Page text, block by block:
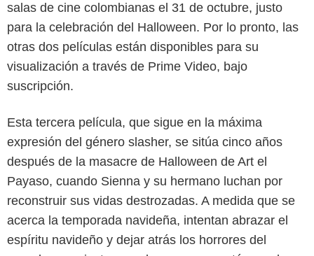
salas de cine colombianas el 31 de octubre, justo
para la celebración del Halloween. Por lo pronto, las
otras dos películas están disponibles para su
visualización a través de Prime Video, bajo
suscripción.
Esta tercera película, que sigue en la máxima
expresión del género slasher, se sitúa cinco años
después de la masacre de Halloween de Art el
Payaso, cuando Sienna y su hermano luchan por
reconstruir sus vidas destrozadas. A medida que se
acerca la temporada navideña, intentan abrazar el
espíritu navideño y dejar atrás los horrores del